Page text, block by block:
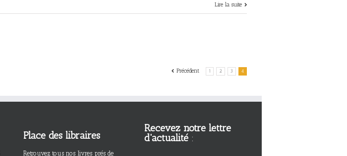
Lire la suite
Précédent 1 2 3 4
Place des libraires
Retrouvez tous nos livres prés de
Recevez notre lettre
d'actualité :